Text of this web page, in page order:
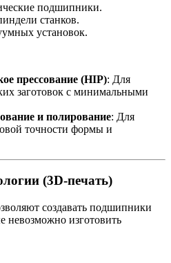
подшипники.
станков.
установок.
прессование (HIP): Для
заготовок с минимальными
и полирование: Для
точности формы и
(3D-печать)
создавать подшипники
невозможно изготовить